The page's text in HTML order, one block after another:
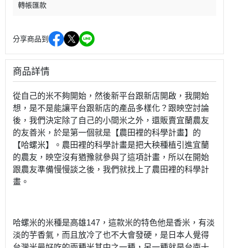
轉帳匯款
分享商品到
商品詳情
從自己的米不夠開始，然後新平台跟新店開啟，我開始
想，是不是能讓平台跟新店的產品多樣化？跟映空討論
後，我們決定除了自己的小間米之外，還販賣宜蘭農友
的友善米，於是第一個就是【農田裡的科學計畫】的
【哈螺米】。農田裡的科學計畫是把大秧種植引進宜蘭
的農友，映空沒有猶豫就參與了這項計畫，所以在開始
跟農友準備慢慢談之後，我們就找上了農田裡的科學計
畫。
哈螺米的米種是高雄147，這款米的特色他是香米，有淡
淡的芋香氣，而且放冷了也不大會發硬，是日本人覺得